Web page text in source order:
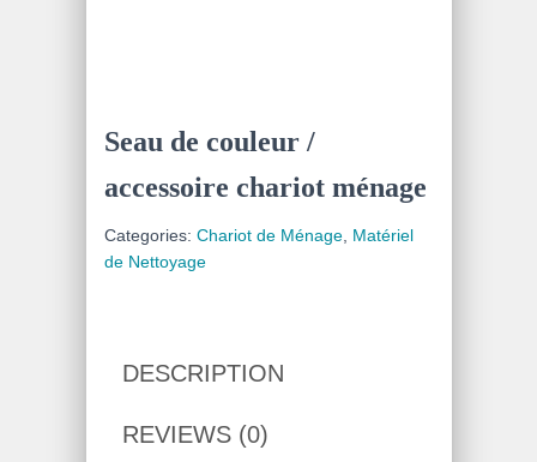
Seau de couleur /
accessoire chariot ménage
Categories: Chariot de Ménage, Matériel
de Nettoyage
DESCRIPTION
REVIEWS (0)